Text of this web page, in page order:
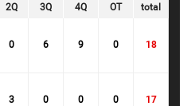
2Q 3Q 4Q OT total
0 6 9 0 18
3 0 0 0 17